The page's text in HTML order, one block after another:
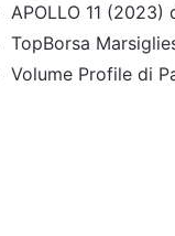
APOLLO 11 (2023)
TopBorsa
Volume Profile di